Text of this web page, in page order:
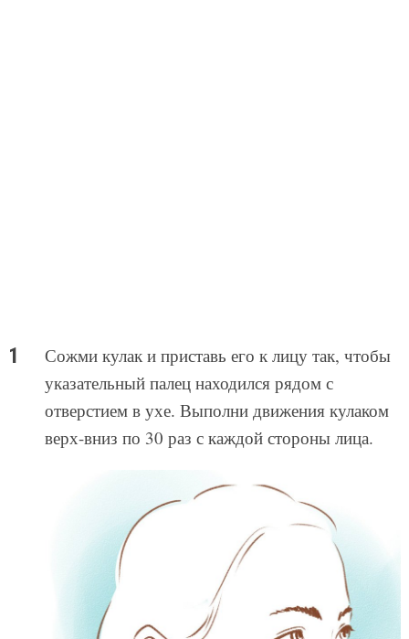
Сожми кулак и приставь его к лицу так, чтобы
указательный палец находился рядом с
отверстием в ухе. Выполни движения кулаком
верх-вниз по 30 раз с каждой стороны лица.